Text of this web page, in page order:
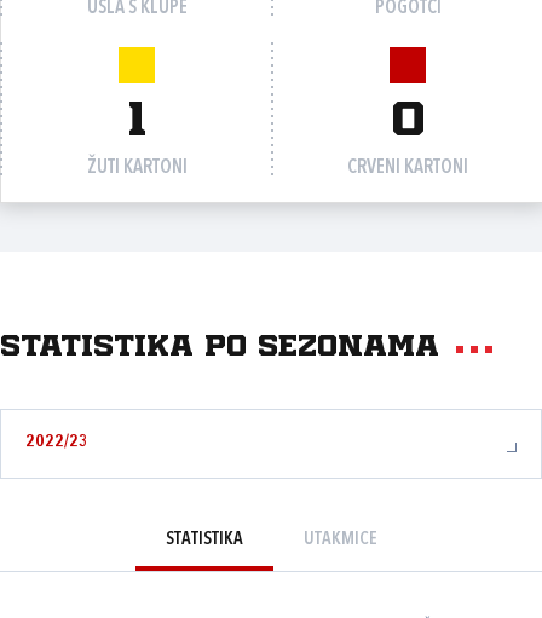
UŠLA S KLUPE POGOTCI
1
ŽUTI KARTONI
0
CRVENI KARTONI
Statistika po sezonama
2022/23
STATISTIKA UTAKMICE